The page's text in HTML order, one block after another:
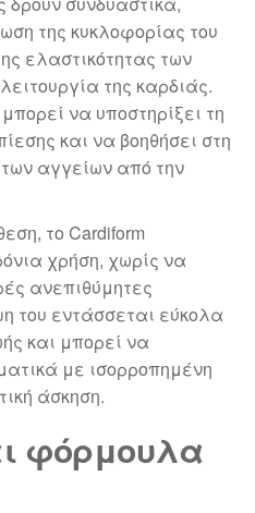
της κυκλοφορίας του
ελαστικότητας των
της καρδιάς.
να υποστηρίξει τη
και να βοηθήσει στη
αγγείων από την
το Cardiform
χρήση, χωρίς να
ανεπιθύμητες
του εντάσσεται εύκολα
και μπορεί να
με ισορροπημένη
άσκηση.
φόρμουλα